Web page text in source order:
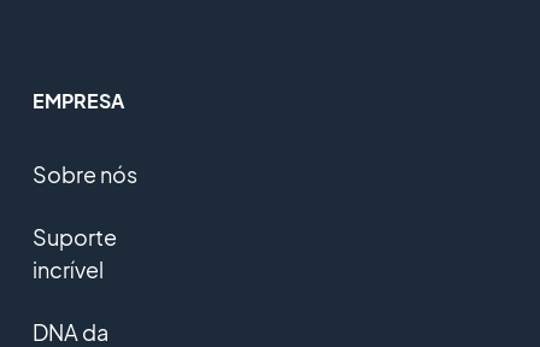
EMPRESA
Sobre nós
Suporte
incrível
DNA da